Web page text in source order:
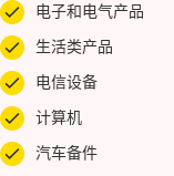
电子和电气产品
生活类产品
电信设备
计算机
汽车备件